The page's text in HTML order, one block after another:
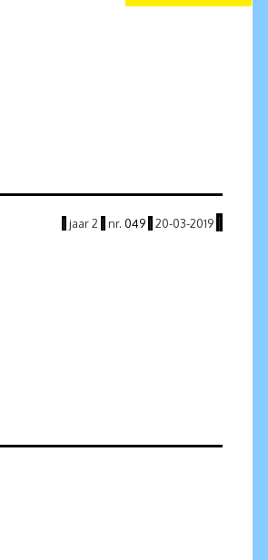
| jaar2 | nr. 049 | 20-03-2019 |